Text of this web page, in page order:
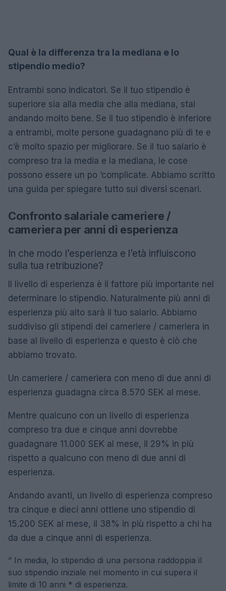
Qual è la differenza tra la mediana e lo
stipendio medio?
Entrambi sono indicatori. Se il tuo stipendio è
superiore sia alla media che alla mediana, stai
andando molto bene. Se il tuo stipendio è inferiore
a entrambi, molte persone guadagnano più di te e
c’è molto spazio per migliorare. Se il tuo salario è
compreso tra la media e la mediana, le cose
possono essere un po ‘complicate. Abbiamo scritto
una guida per spiegare tutto sui diversi scenari.
Confronto salariale cameriere /
cameriera per anni di esperienza
In che modo l’esperienza e l’età influiscono
sulla tua retribuzione?
Il livello di esperienza è il fattore più importante nel
determinare lo stipendio. Naturalmente più anni di
esperienza più alto sarà il tuo salario. Abbiamo
suddiviso gli stipendi del cameriere / cameriera in
base al livello di esperienza e questo è ciò che
abbiamo trovato.
Un cameriere / cameriera con meno di due anni di
esperienza guadagna circa 8.570 SEK al mese.
Mentre qualcuno con un livello di esperienza
compreso tra due e cinque anni dovrebbe
guadagnare 11.000 SEK al mese, il 29% in più
rispetto a qualcuno con meno di due anni di
esperienza.
Andando avanti, un livello di esperienza compreso
tra cinque e dieci anni ottiene uno stipendio di
15.200 SEK al mese, il 38% in più rispetto a chi ha
da due a cinque anni di esperienza.
“ In media, lo stipendio di una persona raddoppia il
suo stipendio iniziale nel momento in cui supera il
limite di 10 anni * di esperienza.